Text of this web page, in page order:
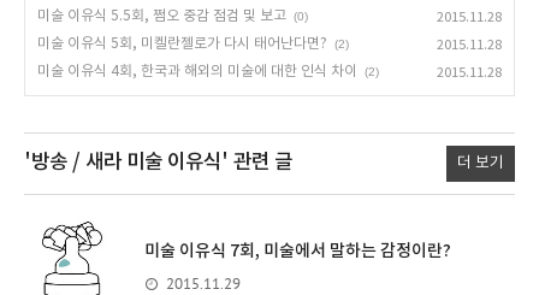
미술 이유식 5.5회, 쩜오 중감 점검 및 보고 (0)
2015.11.28
미술 이유식 5회, 미켈란젤로가 다시 태어난다면?
(2)
2015.11.28
미술 이유식 4회, 한국과 해외의 미술에 대한 인식 차이
(2) 2015.11.28
'방송 / 새라 미술 이유식' 관련 글 더 보기
미술 이유식 7회, 미술에서 말하는 감정이란?
2015.11.29